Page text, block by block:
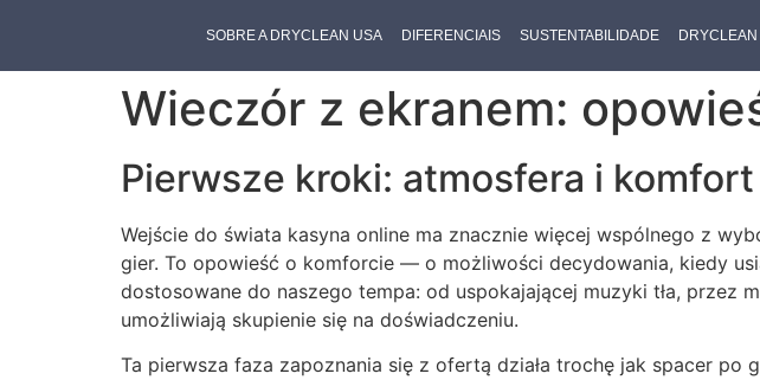
SOBRE A DRYCLEAN USA DIFERENCIAIS SUSTENTABILIDADE
Wieczór z ekranem:
Pierwsze kroki: atmosfera i komfort
Wejście do świata kasyna online ma znacznie więcej wspólnego z
gier. To opowieść o komforcie — o możliwości decydowania, kiedy
dostosowane do naszego tempa: od uspokajającej muzyki tła, przez
umożliwiają skupienie się na doświadczeniu.
Ta pierwsza faza zapoznania się z ofertą działa trochę jak spacer